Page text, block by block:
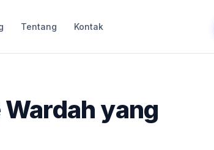
Tentang Kontak
yang